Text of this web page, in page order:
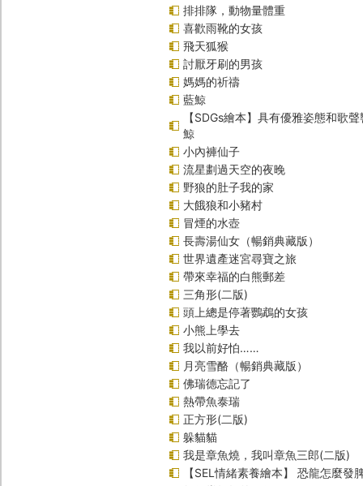
排排隊，動物量體重
喜歡雨靴的女孩
飛天狐猴
討厭牙刷的男孩
媽媽的祈禱
藍鯨
【SDGs繪本】具有優雅姿態和歌
鯨
小內褲仙子
流星劃過天空的夜晚
野狼的肚子我的家
大餓狼和小豬村
冒煙的水壺
長壽湯仙女（暢銷典藏版）
世界遺產迷宮尋寶之旅
帶來幸福的白熊郵差
三角形(二版)
頭上總是停著鸚鵡的女孩
小熊上學去
我以前好怕……
月亮雪酪（暢銷典藏版）
佛瑞德忘記了
熱帶魚泰瑞
正方形(二版)
躲貓貓
我是章魚燒，我叫章魚三郎(二版)
【SEL情緒素養繪本】 恐龍怎麼發